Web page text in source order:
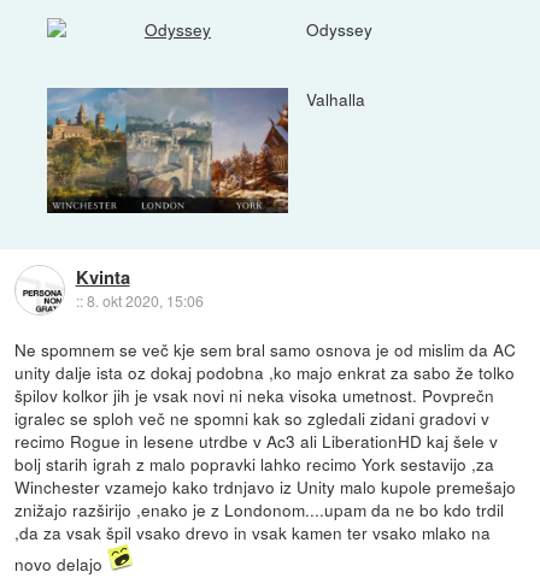
Odyssey
Valhalla
Kvinta
::8. okt 2020, 15:06
Ne spomnem se več kje sem bral samo osnova je od mislim da AC
unity dalje ista oz dokaj podobna ,ko majo enkrat za sabo že tolko
špilov kolkor jih je vsak novi ni neka visoka umetnost. Povprečn
igralec se sploh več ne spomni kak so zgledali zidani gradovi v
recimo Rogue in lesene utrdbe v Ac3 ali LiberationHD kaj šele v
bolj starih igrah z malo popravki lahko recimo York sestavijo ,za
Winchester vzamejo kako trdnjavo iz Unity malo kupole premešajo
znižajo razširijo ,enako je z Londonom....upam da ne bo kdo trdil
,da za vsak špil vsako drevo in vsak kamen ter vsako mlako na
novo delajo